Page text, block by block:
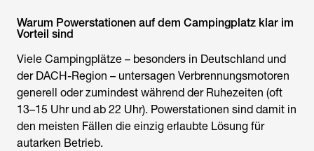
Warum Powerstationen auf dem Campingplatz klar im
Vorteil sind
Viele Campingplätze – besonders in Deutschland und
der DACH-Region – untersagen Verbrennungsmotoren
generell oder zumindest während der Ruhezeiten (oft
13–15 Uhr und ab 22 Uhr). Powerstationen sind damit in
den meisten Fällen die einzig erlaubte Lösung für
autarken Betrieb.